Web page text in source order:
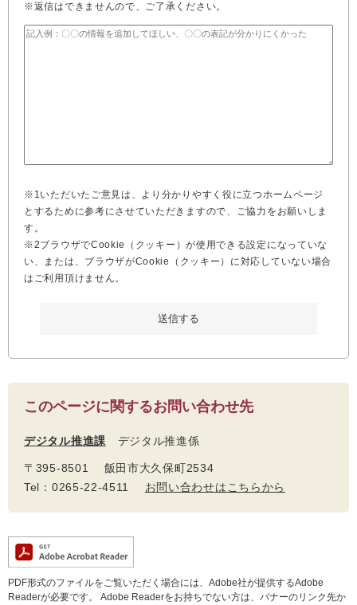
※返信はできませんので、ご了承ください。
※1いただいたご意見は、より分かりやすく役に立つホームページ
とするために参考にさせていただきますので、ご協力をお願いしま
す。
※2ブラウザでCookie（クッキー）が使用できる設定になっていな
い、または、ブラウザがCookie（クッキー）に対応していない場合
はご利用頂けません。
このページに関するお問い合わせ先
デジタル推進課 デジタル推進係
〒395-8501 飯田市大久保町2534
Tel：0265-22-4511 お問い合わせはこちらから
PDF形式のファイルをご覧いただく場合には、Adobe社が提供するAdobe
Readerが必要です。
Adobe Readerをお持ちでない方は、バナーのリンク先か